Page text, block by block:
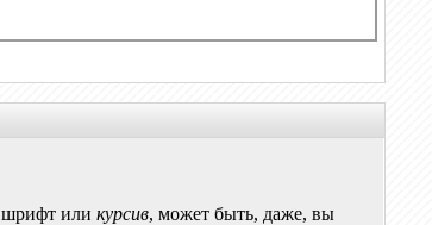
шрифт иликурсив, может быть, даже, вы